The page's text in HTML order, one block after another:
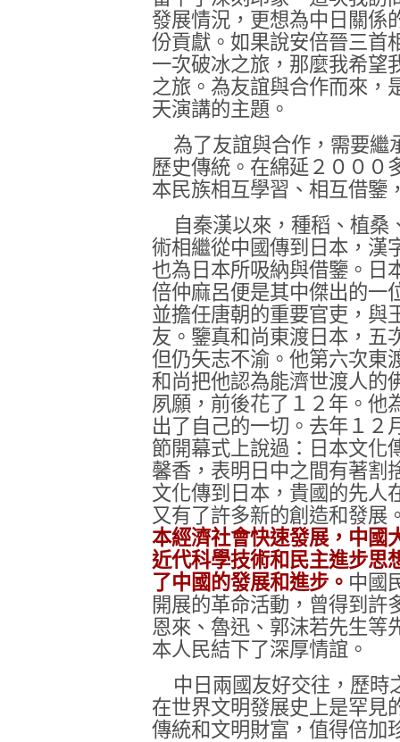
發展情況，更想為中日關係
份貢獻。如果說安倍晉三首
一次破冰之旅，那麼我希望
之旅。為友誼與合作而來，
天演講的主題。
為了友誼與合作，需要繼
歷史傳統。在綿延２０００
本民族相互學習、相互借鑒
自秦漢以來，種稻、植桑
術相繼從中國傳到日本，漢
也為日本所吸納與借鑒。日
倍仲麻呂便是其中傑出的一
並擔任唐朝的重要官吏，與
友。鑒真和尚東渡日本，五
但仍矢志不渝。他第六次東
和尚把他認為能濟世渡人的
夙願，前後花了１２年。他
出了自己的一切。去年１２
節開幕式上說過：日本文化
馨香，表明日中之間有著割
文化傳到日本，貴國的先人
又有了許多新的創造和發展
本經濟社會快速發展，中國
近代科學技術和民主進步思
了中國的發展和進步。 中國
開展的革命活動，曾得到許
恩來、魯迅、郭沫若先生等
本人民結下了深厚情誼。
中日兩國友好交往，歷時
在世界文明發展史上是罕見
傳統和文明財富，值得倍加